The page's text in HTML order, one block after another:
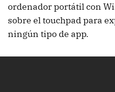
ordenador portátil con
sobre el touchpad para
ningún tipo de app.